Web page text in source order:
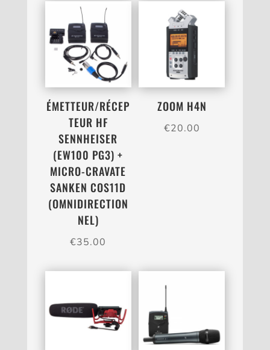
ÉMETTEUR/RÉCEP
TEUR HF
SENNHEISER
(EW100 PG3) +
MICRO-CRAVATE
SANKEN COS11D
(OMNIDIRECTION
NEL)
€35.00
ZOOM H4N
€20.00